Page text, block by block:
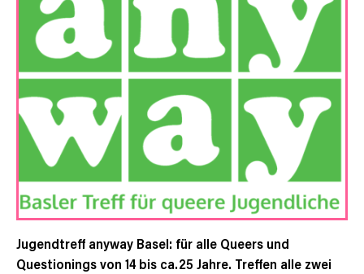
Jugendtreff anyway Basel: für alle Queers und
Questionings von 14 bis ca.25 Jahre. Treffen alle zwei